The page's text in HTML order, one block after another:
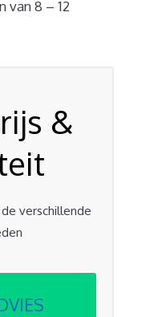
van 8 – 12
&
verschillende